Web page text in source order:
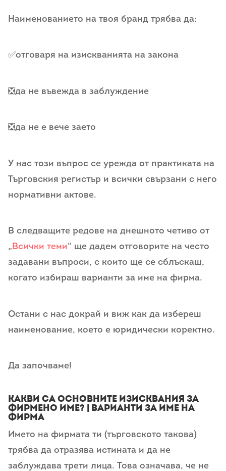
Наименованието на твоя бранд трябва да:
✅отговаря на изискванията на закона
❎да не въвежда в заблуждение
❎да не е вече заето
У нас този въпрос се урежда от практиката на
Търговския регистър и всички свързани с него
нормативни актове.
В следващите редове на днешното четиво от
„Всички теми“ ще дадем отговорите на често
задавани въпроси, с които ще се сблъскаш,
когато избираш варианти за име на фирма.
Остани с нас докрай и виж как да избереш
наименование, което е юридически коректно.
Да започваме!
Какви са основните изисквания за
фирмено име? | Варианти за име на
фирма
Името на фирмата ти (търговското такова)
трябва да отразява истината и да не
заблуждава трети лица. Това означава, че не